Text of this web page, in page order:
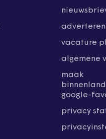
adverteren
vacature
algemene
maak
google-
privacy